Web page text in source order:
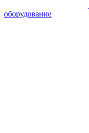
оборудование